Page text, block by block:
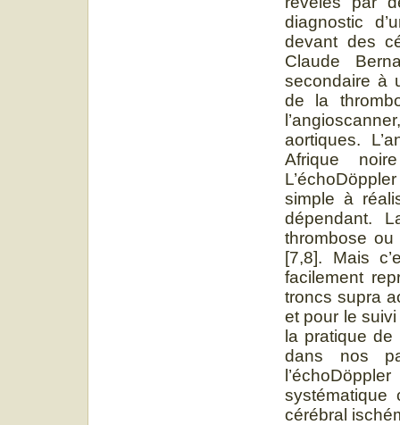
diagnostic
devant des
Claude
secondaire à
de la
aortiques.
Afrique
simple à
dépendant.
thrombose
[7,8]. Mais
facilement
troncs supra
et pour le
la pratique de
dans nos
systématique
cérébral